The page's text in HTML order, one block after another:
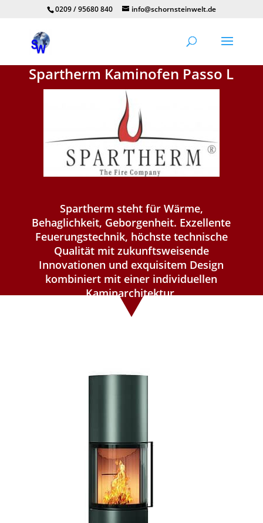
0209 / 95680 840 info@schornsteinwelt.de
Spartherm Kaminofen Passo L
Spartherm steht für Wärme,
Behaglichkeit, Geborgenheit. Exzellente
Feuerungstechnik, höchste technische
Qualität mit zukunftsweisende
Innovationen und exquisitem Design
kombiniert mit einer individuellen
Kaminarchitektur.